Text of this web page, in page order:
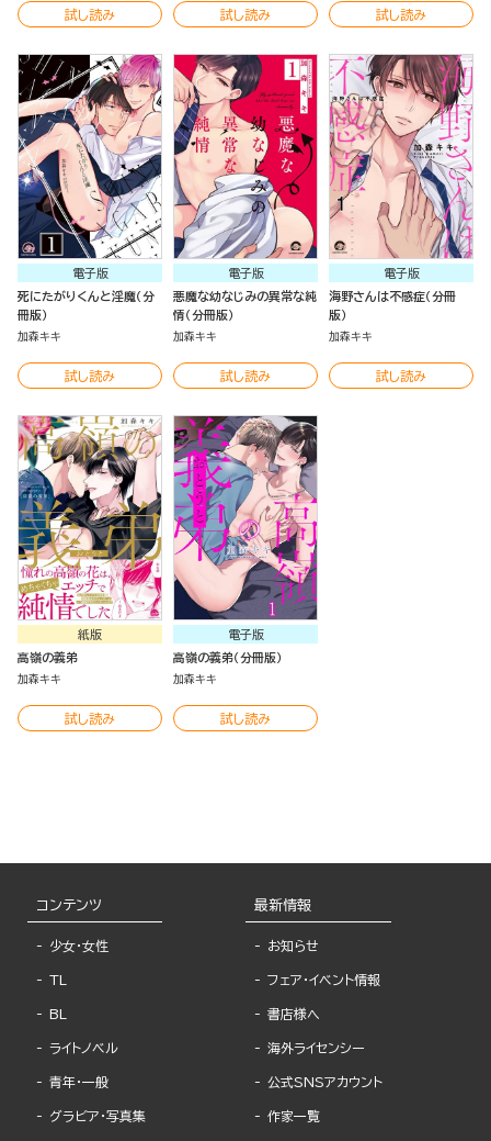
試し読み 試し読み 試し読み
電子版
死にたがりくんと淫魔（分
冊版）
加森キキ
試し読み
電子版
悪魔な幼なじみの異常な純
情（分冊版）
加森キキ
試し読み
電子版
海野さんは不感症（分冊
版）
加森キキ
試し読み
紙版
高嶺の義弟
加森キキ
試し読み
電子版
高嶺の義弟（分冊版）
加森キキ
試し読み
コンテンツ
少女・女性
TL
BL
ライトノベル
青年・一般
グラビア・写真集
最新情報
お知らせ
フェア・イベント情報
書店様へ
海外ライセンシー
公式SNSアカウント
作家一覧